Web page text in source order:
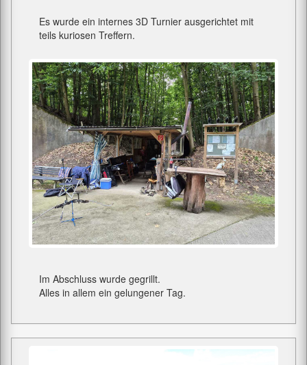
Es wurde ein internes 3D Turnier ausgerichtet mit
teils kuriosen Treffern.
Im Abschluss wurde gegrillt.
Alles in allem ein gelungener Tag.